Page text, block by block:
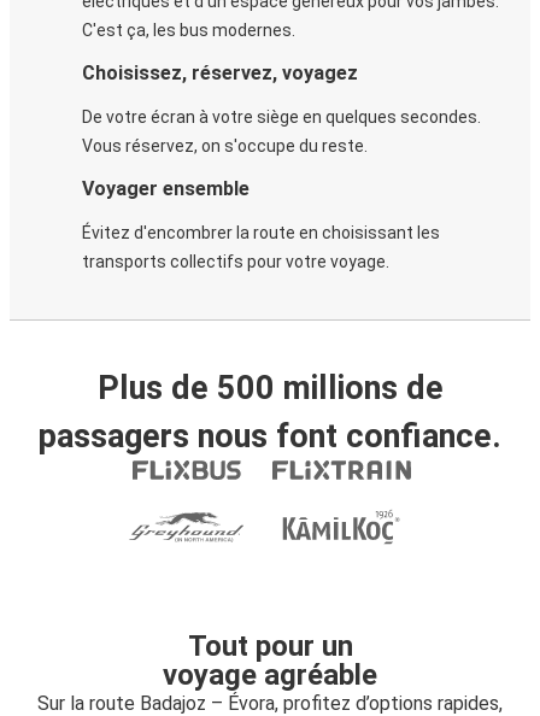
C'est ça, les bus modernes.
Choisissez, réservez, voyagez
De votre écran à votre siège en quelques secondes.
Vous réservez, on s'occupe du reste.
Voyager ensemble
Évitez d'encombrer la route en choisissant les
transports collectifs pour votre voyage.
Plus de 500 millions de
passagers nous font confiance.
Tout pour un
voyage agréable
Sur la route Badajoz – Évora, profitez d’options rapides,